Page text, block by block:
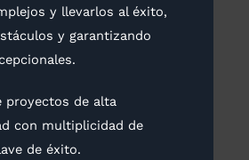
y llevarlos al éxito,
y garantizando
proyectos de alta
con multiplicidad de
de éxito.